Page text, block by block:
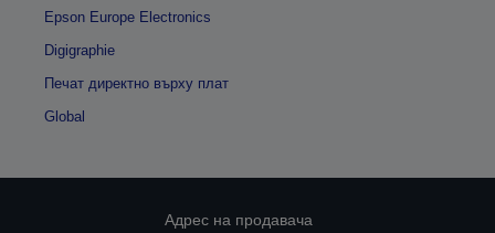
Epson Europe Electronics
Digigraphie
Печат директно върху плат
Global
Адрес на продавача